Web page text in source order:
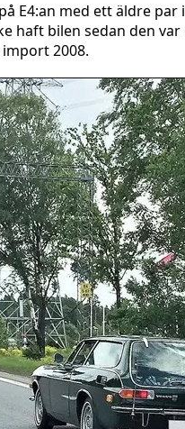
E4:an med ett äldre par
haft bilen sedan den var
2008.